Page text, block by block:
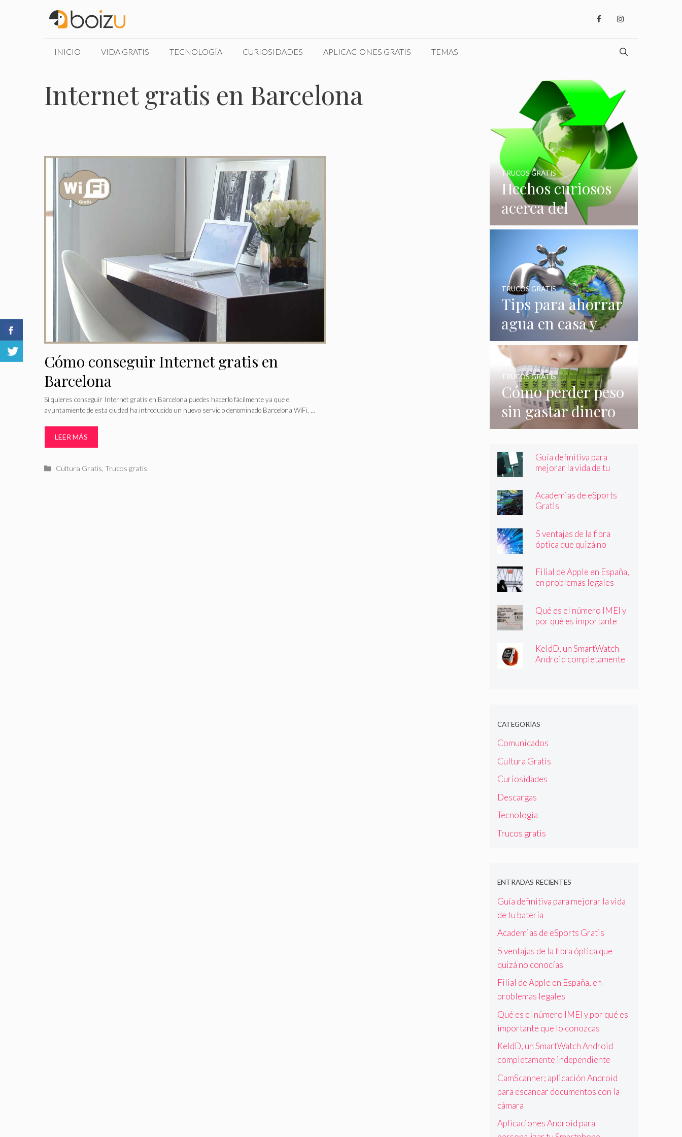
INICIO VIDA GRATIS TECNOLOGÍA CURIOSIDADES APLICACIONES GRATIS TEMAS
Internet gratis en Barcelona
Cómo conseguir Internet gratis en
Barcelona
Si quieres conseguir Internet gratis en Barcelona puedes hacerlo fácilmente ya que el
ayuntamiento de esta ciudad ha introducido un nuevo servicio denominado Barcelona WiFi. …
LEER MÁS
Categorías
Cultura Gratis ,Trucos gratis
Hechos curiosos
acerca del
reciclaje que
quizás no
conocías
TRUCOS GRATIS
Tips para ahorrar
agua en casa y
gastar menos en
su consumo
TRUCOS GRATIS
Cómo perder peso
sin gastar dinero
e incluso sin
hacer nada
TRUCOS GRATIS
Guía definitiva para
mejorar la vida de tu
Academias de eSports
Gratis
5 ventajas de la fibra
óptica que quizá no
Filial de Apple en España,
en problemas legales
Qué es el número IMEI y
por qué es importante
KeldD, un SmartWatch
Android completamente
CATEGORÍAS
Comunicados
Cultura Gratis
Curiosidades
Descargas
Tecnología
Trucos gratis
ENTRADAS RECIENTES
Guía definitiva para mejorar la vida
de tu batería
Academias de eSports Gratis
5 ventajas de la fibra óptica que
quizá no conocías
Filial de Apple en España, en
problemas legales
Qué es el número IMEI y por qué es
importante que lo conozcas
KeldD, un SmartWatch Android
completamente independiente
CamScanner; aplicación Android
para escanear documentos con la
cámara
Aplicaciones Android para